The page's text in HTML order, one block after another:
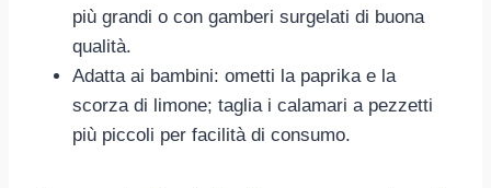
più grandi o con gamberi surgelati di buona
qualità.
Adatta ai bambini: ometti la paprika e la
scorza di limone; taglia i calamari a pezzetti
più piccoli per facilità di consumo.